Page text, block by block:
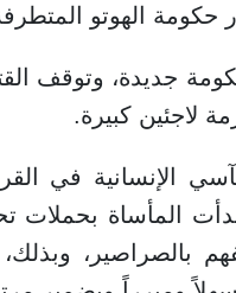
حكومة الهوتو
جديدة، وتوقف
لاجئين كبيرة.
الإنسانية في
بدأت المأساة
بالصراصير،